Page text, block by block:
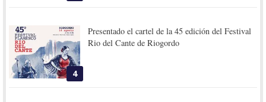
4
Presentado el cartel de la 45 edición del Festival
Rio del Cante de Riogordo